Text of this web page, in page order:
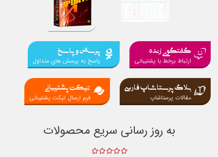
گفتگوی زنده
ارتباط برخط با پشتیبانی
پرسش و پاسخ
پاسخ به پرسش های متداول
بلاگ پرستاشاپ فارسی
مقالات پرستاشاپ
تیکت پشتیبانی
فرم ارسال تیکت پشتیبانی
به روز رسانی سریع محصولات